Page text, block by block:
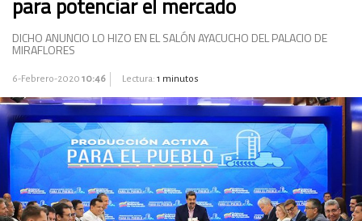
para potenciar el mercado
DICHO ANUNCIO LO HIZO EN EL SALÓN AYACUCHO DEL PALACIO DE
MIRAFLORES
6-Febrero-2020 10:46 Lectura: 1 minutos